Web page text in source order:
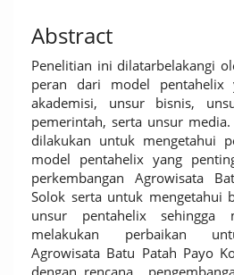
Abstract
Penelitian ini dilatarbelakangi
peran dari model pentahelix
akademisi, unsur bisnis,
pemerintah, serta unsur
dilakukan untuk mengetahui
model pentahelix yang
perkembangan Agrowisata
Solok serta untuk mengetahui
unsur pentahelix sehingga
melakukan perbaikan
Agrowisata Batu Patah Payo
dengan rencana